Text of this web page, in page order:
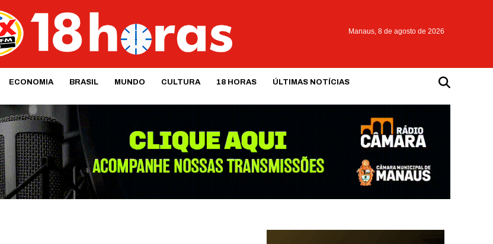
Manaus, 8 de agosto de 2026
ECONOMIA BRASIL MUNDO CULTURA 18 HORAS ÚLTIMAS NOTÍCIAS